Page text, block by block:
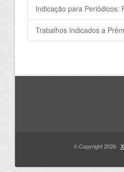
Indicação para Periódicos:
Trabalhos Indicados a
© Copyright 2026 ·